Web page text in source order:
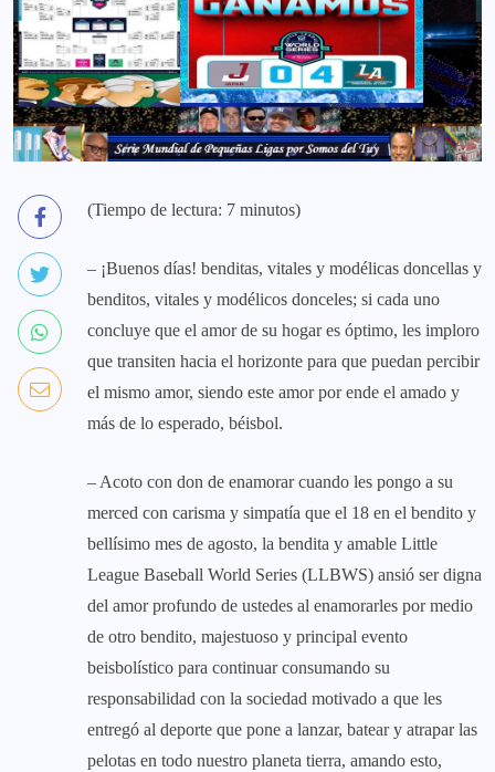
(Tiempo de lectura: 7 minutos)
– ¡Buenos días! benditas, vitales y modélicas doncellas y
benditos, vitales y modélicos donceles; si cada uno
concluye que el amor de su hogar es óptimo, les imploro
que transiten hacia el horizonte para que puedan percibir
el mismo amor, siendo este amor por ende el amado y
más de lo esperado, béisbol.
– Acoto con don de enamorar cuando les pongo a su
merced con carisma y simpatía que el 18 en el bendito y
bellísimo mes de agosto, la bendita y amable Little
League Baseball World Series (LLBWS) ansió ser digna
del amor profundo de ustedes al enamorarles por medio
de otro bendito, majestuoso y principal evento
beisbolístico para continuar consumando su
responsabilidad con la sociedad motivado a que les
entregó al deporte que pone a lanzar, batear y atrapar las
pelotas en todo nuestro planeta tierra, amando esto,